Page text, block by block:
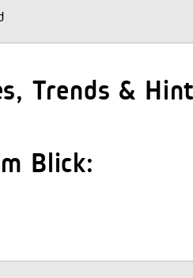
Trends &
Blick: